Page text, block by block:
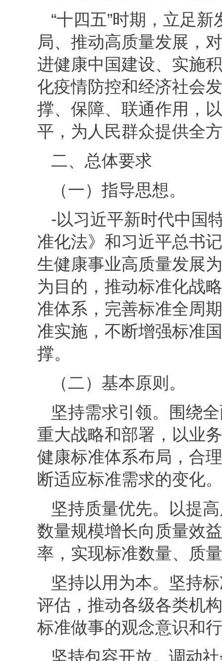
“十四五”时期，立足
局、推动高质量发展，
进健康中国建设、实施
化疫情防控和经济社会
撑、保障、联通作用，
平，为人民群众提供全
二、总体要求
（一）指导思想。
‐以习近平新时代中国
准化法》和习近平总书
生健康事业高质量发展
为目的，推动标准化战
准体系，完善标准全周
准实施，不断增强标准
撑。
（二）基本原则。
坚持需求引领。围绕
重大战略和部署，以业
健康标准体系布局，合
断适应标准需求的变化。
坚持质量优先。以提
数量规模增长向质量效
率，实现标准数量、质
坚持以用为本。坚持
评估，推动各级各类机
标准做事的观念意识和
坚持包容开放。调动